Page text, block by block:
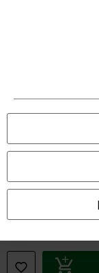
Termini & Condizioni
Redazione
Smaltimento rifiuti
Dichiarazione di